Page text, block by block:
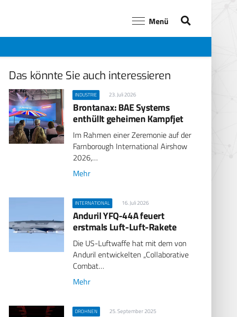
Menü
Das könnte Sie auch interessieren
INDUSTRIE 23. Juli 2026
Brontanax: BAE Systems
enthüllt geheimen Kampfjet
Im Rahmen einer Zeremonie auf der
Farnborough International Airshow
2026,…
Mehr
INTERNATIONAL 16. Juli 2026
Anduril YFQ-44A feuert
erstmals Luft-Luft-Rakete
Die US-Luftwaffe hat mit dem von
Anduril entwickelten „Collaborative
Combat…
Mehr
DROHNEN 25. September 2025